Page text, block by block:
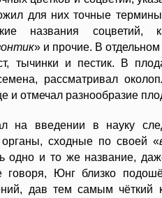
для них точные
названия соцветий,
» и прочие. В
тычинки и пестик. В
рассматривал
и отмечал разнообразие
на введении в науку
органы, сходные по своей «
одно и то же название,
Юнг близко
дав тем самым чёткий